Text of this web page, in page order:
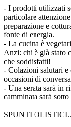
- I prodotti utilizzati
particolare
preparazione e
fonte di energia.
- La cucina è
Anzi: chi è già stato
che soddisfatti!
- Colazioni salutari e
occasioni di
- Una serata sarà in
camminata sarà
SPUNTI